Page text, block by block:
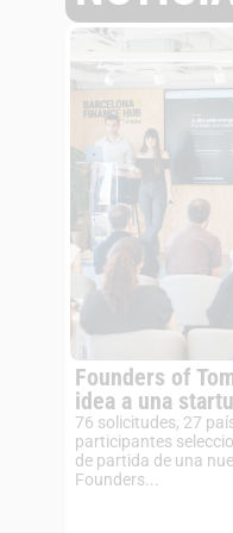
Founders of
idea a una
76 solicitudes, 27
participantes
de partida de una
Founders...